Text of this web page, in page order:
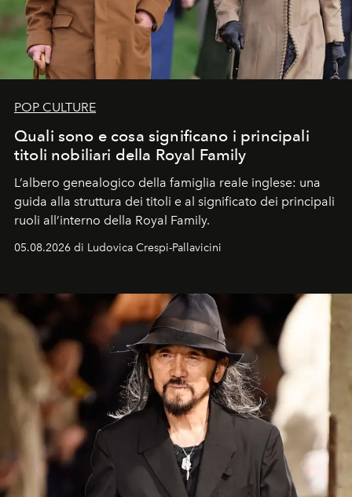
POP CULTURE
Quali sono e cosa significano i principali
titoli nobiliari della Royal Family
L’albero genealogico della famiglia reale inglese: una
guida alla struttura dei titoli e al significato dei principali
ruoli all’interno della Royal Family.
05.08.2026 di Ludovica Crespi-Pallavicini